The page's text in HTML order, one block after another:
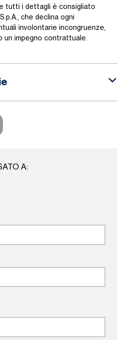
tutti i dettagli è consigliato
che declina ogni
involontarie incongruenze,
un impegno contrattuale.
A: